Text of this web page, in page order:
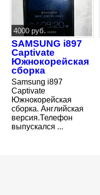
4000 руб.
SAMSUNG i897
Captivate
Южнокорейская
сборка
Samsung i897
Captivate
Южнокорейская
сборка. Английская
версия.Телефон
выпускался ...